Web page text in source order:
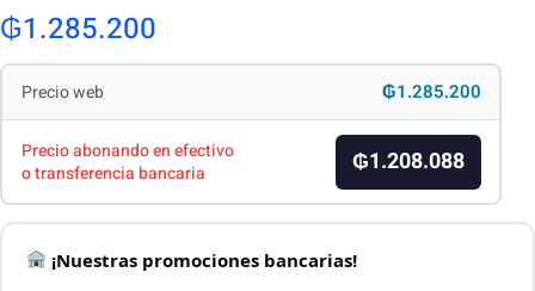
₲1.285.200
Precio web ₲1.285.200
Precio abonando en efectivo
o transferencia bancaria
₲1.208.088
¡Nuestras promociones bancarias!